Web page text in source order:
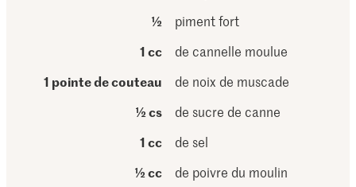
½
piment fort
1 cc
de cannelle moulue
1 pointe de couteau
de noix de muscade
½ cs
de sucre de canne
1 cc
de sel
½ cc
de poivre du moulin